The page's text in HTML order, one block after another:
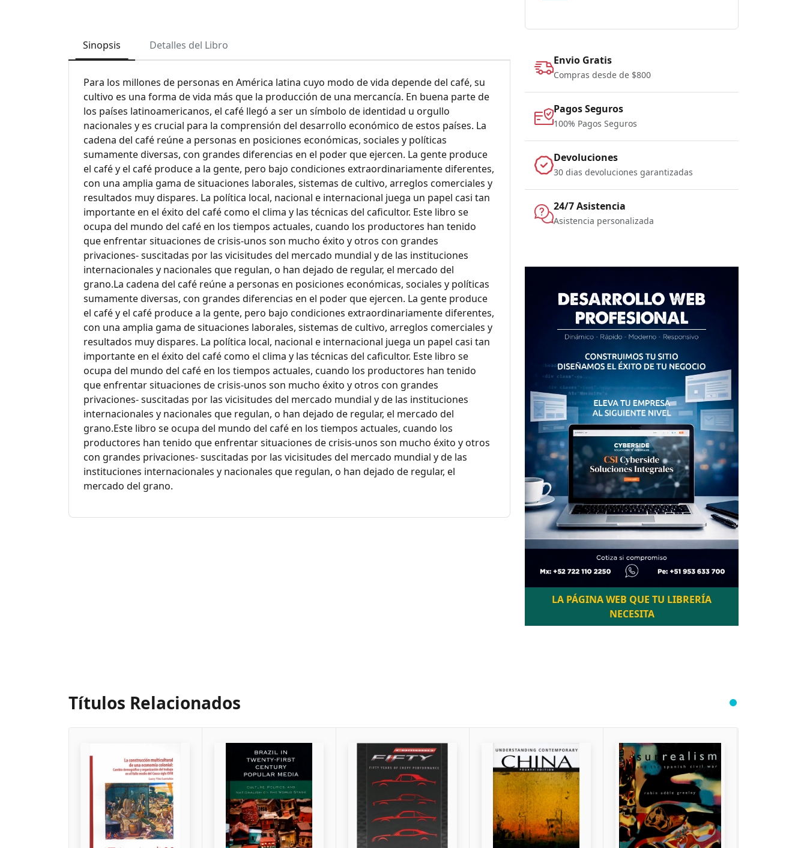
Sinopsis Detalles del Libro
Para los millones de personas en América latina cuyo modo de vida depende del café, su
cultivo es una forma de vida más que la producción de una mercancía. En buena parte de
los países latinoamericanos, el café llegó a ser un símbolo de identidad u orgullo
nacionales y es crucial para la comprensión del desarrollo económico de estos países. La
cadena del café reúne a personas en posiciones económicas, sociales y políticas
sumamente diversas, con grandes diferencias en el poder que ejercen. La gente produce
el café y el café produce a la gente, pero bajo condiciones extraordinariamente diferentes,
con una amplia gama de situaciones laborales, sistemas de cultivo, arreglos comerciales y
resultados muy dispares. La política local, nacional e internacional juega un papel casi tan
importante en el éxito del café como el clima y las técnicas del caficultor. Este libro se
ocupa del mundo del café en los tiempos actuales, cuando los productores han tenido
que enfrentar situaciones de crisis-unos son mucho éxito y otros con grandes
privaciones- suscitadas por las vicisitudes del mercado mundial y de las instituciones
internacionales y nacionales que regulan, o han dejado de regular, el mercado del
grano.La cadena del café reúne a personas en posiciones económicas, sociales y políticas
sumamente diversas, con grandes diferencias en el poder que ejercen. La gente produce
el café y el café produce a la gente, pero bajo condiciones extraordinariamente diferentes,
con una amplia gama de situaciones laborales, sistemas de cultivo, arreglos comerciales y
resultados muy dispares. La política local, nacional e internacional juega un papel casi tan
importante en el éxito del café como el clima y las técnicas del caficultor. Este libro se
ocupa del mundo del café en los tiempos actuales, cuando los productores han tenido
que enfrentar situaciones de crisis-unos son mucho éxito y otros con grandes
privaciones- suscitadas por las vicisitudes del mercado mundial y de las instituciones
internacionales y nacionales que regulan, o han dejado de regular, el mercado del
grano.Este libro se ocupa del mundo del café en los tiempos actuales, cuando los
productores han tenido que enfrentar situaciones de crisis-unos son mucho éxito y otros
con grandes privaciones- suscitadas por las vicisitudes del mercado mundial y de las
instituciones internacionales y nacionales que regulan, o han dejado de regular, el
mercado del grano.
Envio Gratis
Compras desde de $800
Pagos Seguros
100% Pagos Seguros
Devoluciones
30 dias devoluciones garantizadas
24/7 Asistencia
Asistencia personalizada
LA PÁGINA WEB QUE TU LIBRERÍA
NECESITA
Títulos Relacionados